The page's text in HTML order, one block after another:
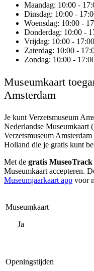
Maandag: 10:00 -
Dinsdag: 10:00 -
Woensdag: 10:00 -
Donderdag: 10:00 -
Vrijdag: 10:00 - 17:00
Zaterdag: 10:00 -
Zondag: 10:00 -
Museumkaart
Amsterdam
Je kunt Verzetsmuseum
Nederlandse Museumkaart
Verzetsmuseum
Holland die je gratis kunt
Met de gratis MuseoTrack
Museumkaart accepteren.
Museumjaarkaart app voor
Museumkaart
Ja
Openingstijden